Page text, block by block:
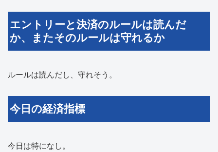
エントリーと決済のルールは読んだ
か、またそのルールは守れるか
ルールは読んだし、守れそう。
今日の経済指標
今日は特になし。